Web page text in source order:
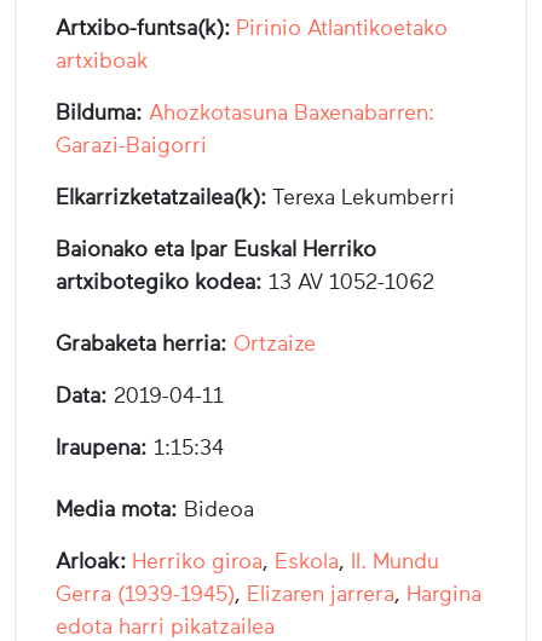
Artxibo-funtsa(k): Pirinio Atlantikoetako
artxiboak
Bilduma: Ahozkotasuna Baxenabarren:
Garazi-Baigorri
Elkarrizketatzailea(k): Terexa Lekumberri
Baionako eta Ipar Euskal Herriko
artxibotegiko kodea: 13 AV 1052-1062
Grabaketa herria: Ortzaize
Data: 2019-04-11
Iraupena: 1:15:34
Media mota: Bideoa
Arloak: Herriko giroa, Eskola,
II. Mundu
Gerra (1939-1945), Elizaren jarrera, Hargina
edota harri pikatzailea